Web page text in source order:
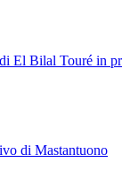
El Bilal Touré in
di Mastantuono